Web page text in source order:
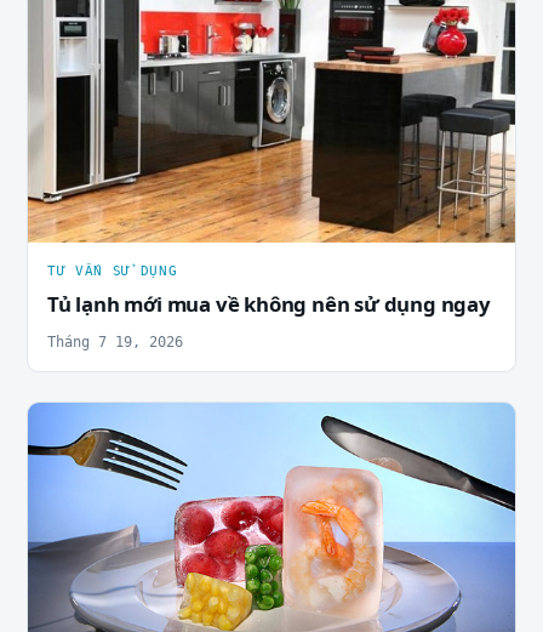
TƯ VẤN SỬ DỤNG
Tủ lạnh mới mua về không nên sử dụng ngay
Tháng 7 19, 2026